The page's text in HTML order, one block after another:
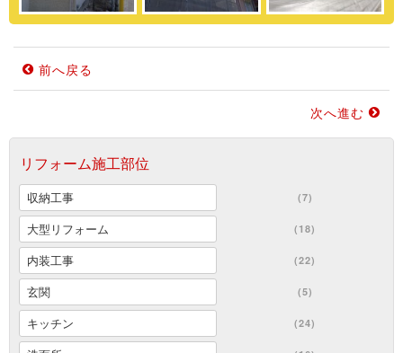
前へ戻る
次へ進む
リフォーム施工部位
収納工事 (7)
大型リフォーム (18)
内装工事 (22)
玄関 (5)
キッチン (24)